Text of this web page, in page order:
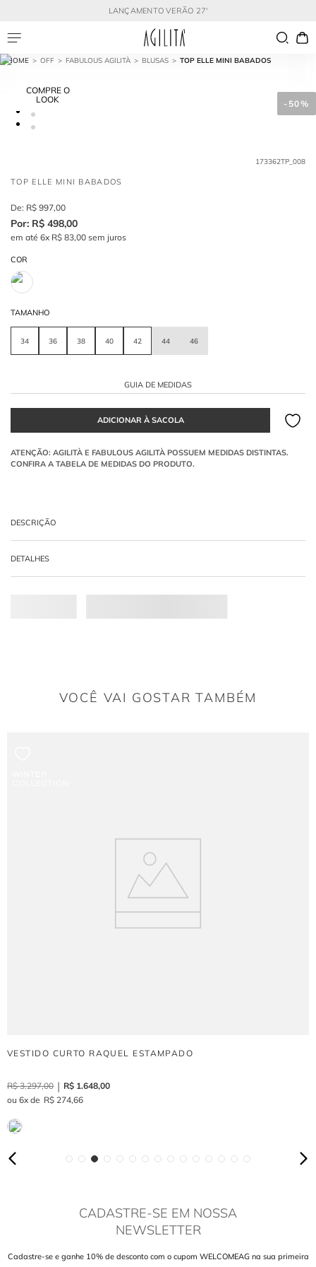
LANÇAMENTO VERÃO 27'
OFF FABULOUS AGILITÀ BLUSAS TOP ELLE MINI BABADOS
COMPRE O
LOOK
- 50%
173362TP_008
TOP ELLE MINI BABADOS
R$ 997,00
R$ 498,00
em até 6x R$ 83,00 sem juros
COR
TAMANHO
34 36 38 40 42 44 46
GUIA DE MEDIDAS
DESCRIÇÃO
Toppreto em Tule bordado 3D. Possui modelagem reta estilo faixa, diversas
fechamento posterior é por botões forrados.
O que é o efeito bordado 3D no tule?
bordado 3D utiliza camadas de mini babados para criar uma textura com
DETALHES
VOCÊ VAI GOSTAR TAMBÉM
VESTIDO CURTO RAQUEL ESTAMPADO
R$ 3.297,00 R$ 1.648,00
6
R$ 274,66
CADASTRE-SE EM NOSSA
NEWSLETTER
Cadastre-se e ganhe 10% de desconto com o cupom WELCOMEAG na sua primeira